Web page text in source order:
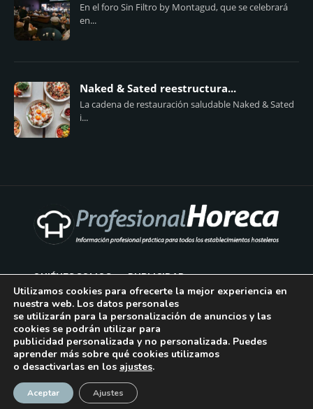
En el foro Sin Filtro by Montagud, que se celebrará
en...
Naked & Sated reestructura...
La cadena de restauración saludable Naked & Sated
i...
QUIÉNES SOMOS PUBLICIDAD
AVISO LEGAL
POLÍTICA DE COOKIES
POLÍTICA DE PRIVACIDAD
CONTACTO
¡Suscríbase!
Utilizamos cookies para ofrecerte la mejor experiencia en
nuestra web. Los datos personales
se utilizarán para la personalización de anuncios y las
cookies se podrán utilizar para
publicidad personalizada y no personalizada. Puedes
aprender más sobre qué cookies utilizamos
o desactivarlas en los ajustes.
Aceptar Ajustes